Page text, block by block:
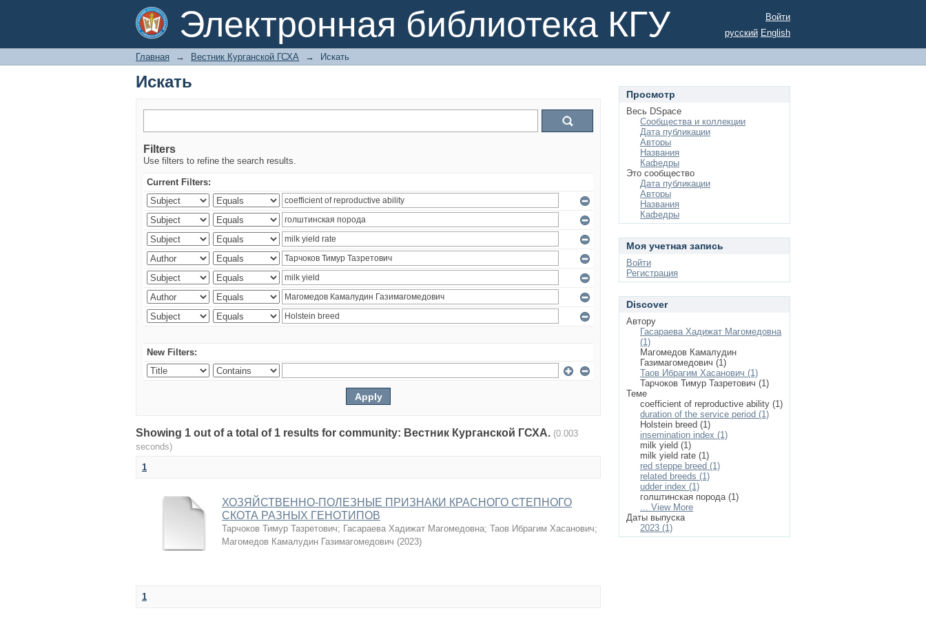
Электронная библиотека КГУ
Искать
Войти
русский English
Главная → Вестник Курганской ГСХА → Искать
Искать
Filters
Use filters to refine the search results.
Current Filters:
New Filters:
Showing 1 out of a total of 1 results for community: Вестник Курганской ГСХА. (0.003
seconds)
1
ХОЗЯЙСТВЕННО-ПОЛЕЗНЫЕ ПРИЗНАКИ КРАСНОГО СТЕПНОГО
СКОТА РАЗНЫХ ГЕНОТИПОВ
Тарчоков Тимур Тазретович; Гасараева Хадижат Магомедовна; Таов Ибрагим Хасанович;
Магомедов Камалудин Газимагомедович (2023)
1
Просмотр
Весь DSpace
Сообщества и коллекции
Дата публикации
Авторы
Названия
Кафедры
Это сообщество
Дата публикации
Авторы
Названия
Кафедры
Моя учетная запись
Войти
Регистрация
Discover
Автору
Гасараева Хадижат Магомедовна
(1)
Магомедов Камалудин
Газимагомедович (1)
Таов Ибрагим Хасанович (1)
Тарчоков Тимур Тазретович (1)
Теме
coefficient of reproductive ability (1)
duration of the service period (1)
Holstein breed (1)
insemination index (1)
milk yield (1)
milk yield rate (1)
red steppe breed (1)
related breeds (1)
udder index (1)
голштинская порода (1)
... View More
Даты выпуска
2023 (1)